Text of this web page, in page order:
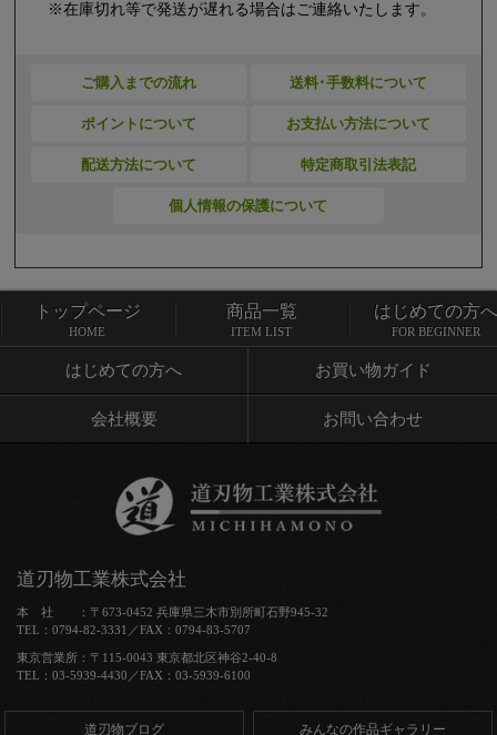
※在庫切れ等で発送が遅れる場合はご連絡いたします。
ご購入までの流れ 送料･手数料について
ポイントについて お支払い方法について
配送方法について 特定商取引法表記
個人情報の保護について
トップページ 商品一覧
はじめての方へ お買い物ガイド
会社概要 お問い合わせ
トップページ
HOME
商品一覧
ITEM LIST
はじめての方へ
FOR BEGINNER
道刃物工業株式会社
本 社 ：〒673-0452 兵庫県三木市別所町石野945-32
TEL：0794-82-3331／FAX：0794-83-5707
東京営業所：〒115-0043 東京都北区神谷2-40-8
TEL：03-5939-4430／FAX：03-5939-6100
道刃物ブログ みんなの作品ギャラリー